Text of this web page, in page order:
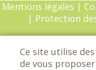
Mentions légales |
| Protection
réservés -
Ce site utilise
de vous